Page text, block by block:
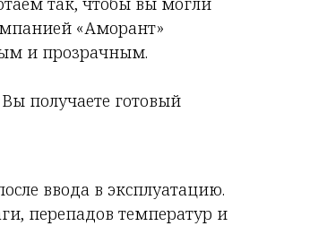
«Аморант»
и прозрачным.
получаете готовый
ввода в эксплуатацию.
перепадов температур и